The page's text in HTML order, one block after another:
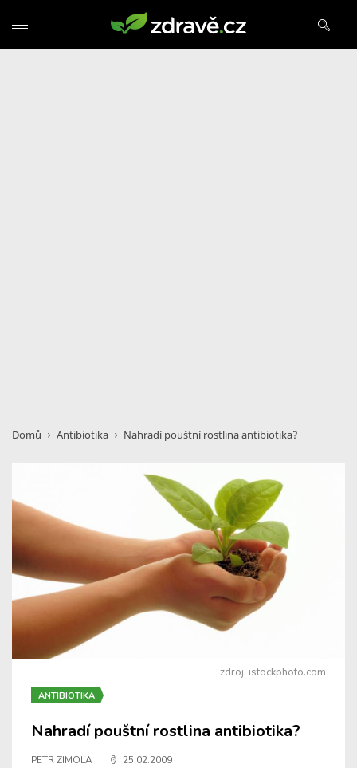
Domů Antibiotika Nahradí pouštní rostlina antibiotika?
zdroj: istockphoto.com
ANTIBIOTIKA
Nahradí pouštní rostlina antibiotika?
PETR ZIMOLA 25.02.2009